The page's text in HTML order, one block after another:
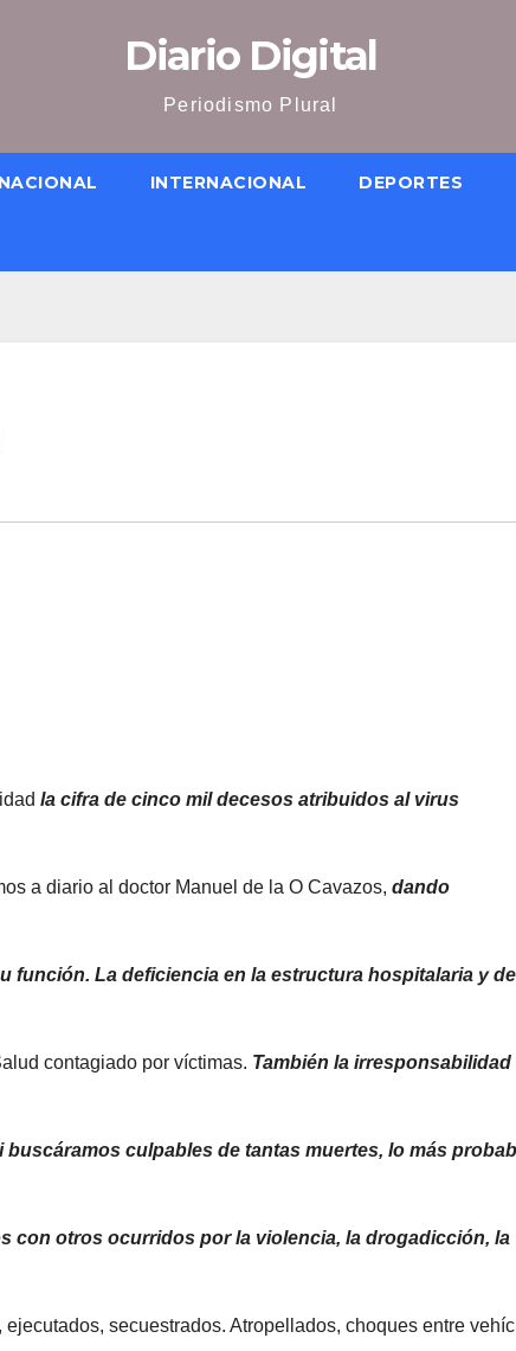
Diario Digital
Periodismo Plural
NACIONAL INTERNACIONAL DEPORTES
la cifra de cinco mil decesos atribuidos al virus
a diario al doctor Manuel de la O Cavazos, dando
función. La deficiencia en la estructura hospitalaria y de
contagiado por víctimas. También la irresponsabilidad
culpables de tantas muertes, lo más
con otros ocurridos por la violencia, la drogadicción, la
secuestrados. Atropellados, choques entre